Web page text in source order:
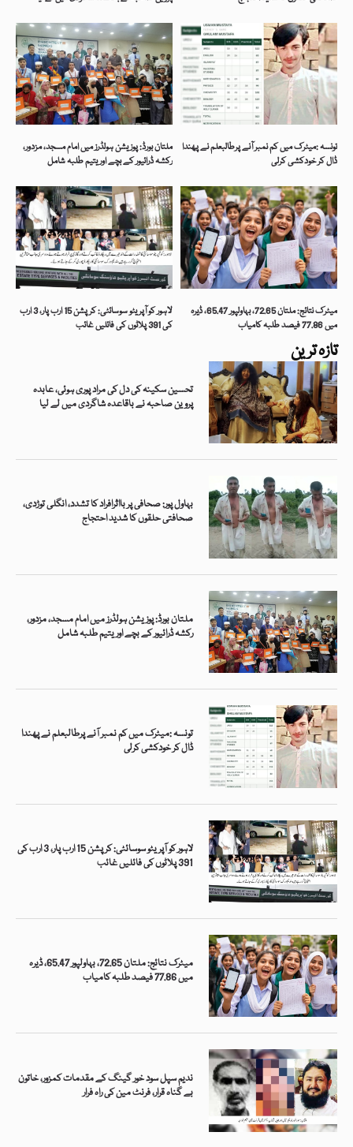
تازہ ترین
تحسین سکینہ کی دل کی مراد پوری ہوئی، عابدہ
پروین صاحبہ نے باقاعدہ شاگردی میں لے لیا
بہاول پور: صحافی پر بااثرافراد کا تشدد، انگلی توڑدی،
صحافتی حلقوں کا شدید احتجاج
ملتان بورڈ: پوزیشن ہولڈرز میں امام مسجد، مزدور،
رکشہ ڈرائیور کے بچے اور یتیم طلبہ شامل
تونسہ :میٹرک میں کم نمبر آنے پرطالبعلم نے پھندا
ڈال کر خودکشی کرلی
لاہور کو آپریٹو سوسائٹی: کرپشن 15 ارب پار، 3 ارب کی
391 پلاٹوں کی فائلیں غائب
میٹرک نتائج: ملتان 72.65، بہاولپور 65.47، ڈیرہ
میں 77.86 فیصد طلبہ کامیاب
ندیم سپل سود خور گینگ کے مقدمات کمزور، خاتون
بے گناہ قرار، فرنٹ مین کی راہ فرار
ملتان بورڈ: پوزیشن ہولڈرز میں امام مسجد، مزدور،
رکشہ ڈرائیور کے بچے اور یتیم طلبہ شامل
تونسہ :میٹرک میں کم نمبر آنے پرطالبعلم نے پھندا
ڈال کر خودکشی کرلی
لاہور کو آپریٹو سوسائٹی: کرپشن 15 ارب پار، 3 ارب
کی 391 پلاٹوں کی فائلیں غائب
میٹرک نتائج: ملتان 72.65، بہاولپور 65.47، ڈیرہ
میں 77.86 فیصد طلبہ کامیاب